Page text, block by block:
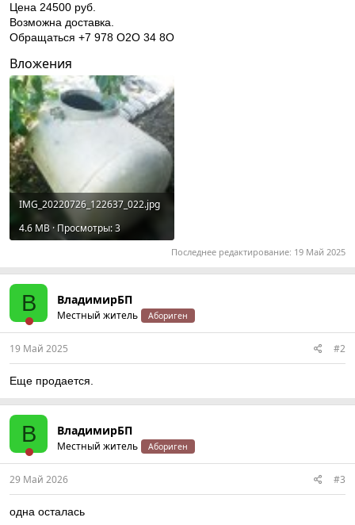
Цена 24500 руб.
Возможна доставка.
Обращаться +7 978 О2О 34 8О
Вложения
IMG_20220726_122637_022.jpg
4.6 MB · Просмотры: 3
Последнее редактирование: 19 Май 2025
В ВладимирБП
Местный житель Абориген
19 Май 2025 #2
Еще продается.
В ВладимирБП
Местный житель Абориген
29 Май 2026 #3
одна осталась